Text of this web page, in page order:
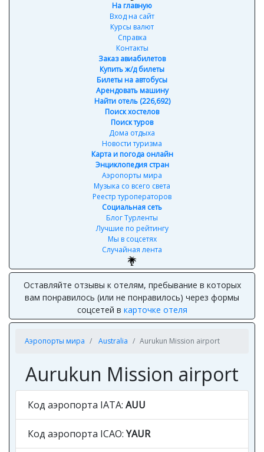
На главную
Вход на сайт
Курсы валют
Справка
Контакты
Заказ авиабилетов
Купить ж/д билеты
Билеты на автобусы
Арендовать машину
Найти отель (226,692)
Поиск хостелов
Поиск туров
Дома отдыха
Новости туризма
Карта и погода онлайн
Энциклопедия стран
Аэропорты мира
Музыка со всего света
Реестр туроператоров
Социальная сеть
Блог Турленты
Лучшие по рейтингу
Мы в соцсетях
Случайная лента
Оставляйте отзывы к отелям, пребывание в которых
вам понравилось (или не понравилось) через формы
соцсетей в карточке отеля
Аэропорты мира Australia Aurukun Mission airport
Aurukun Mission airport
Код аэропорта IATA: AUU
Код аэропорта ICAO: YAUR